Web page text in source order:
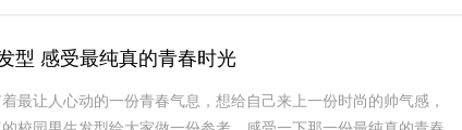
型 感受最纯真的青春时光
最让人心动的一份青春气息，想给自己来上一份时尚的帅气感，